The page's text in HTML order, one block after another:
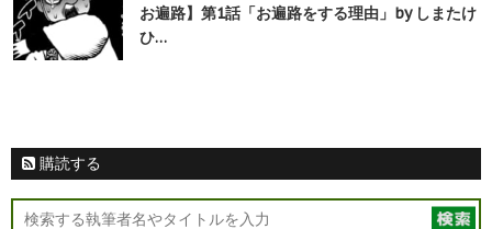
お遍路】第1話「お遍路をする理由」by しまたけ
ひ…
購読する